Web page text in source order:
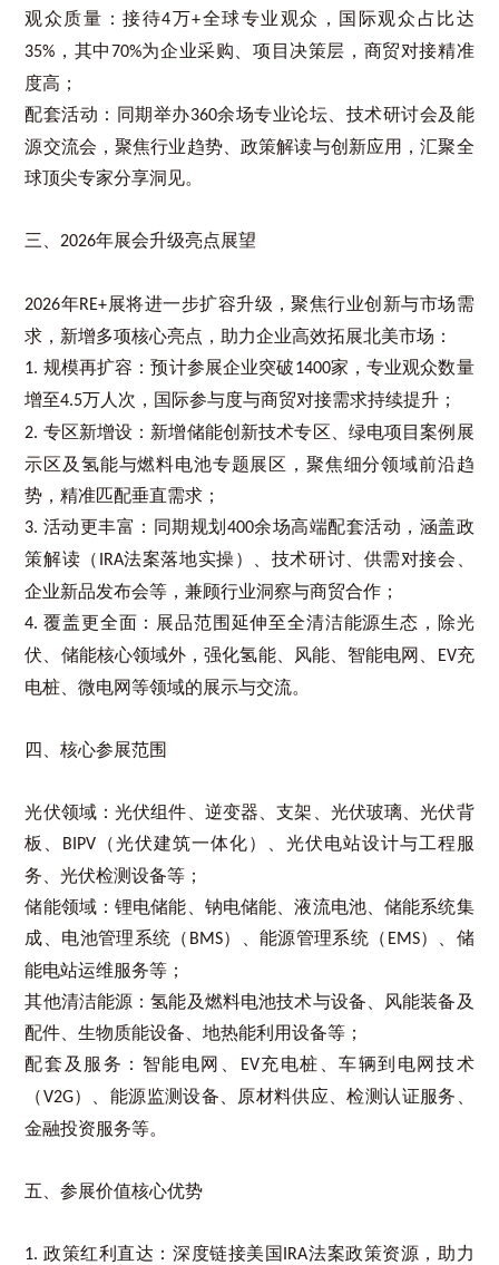
观众质量：接待4万+全球专业观众，国际观众占比达
35% ，其中 70%为企业采购、项目决策层，商贸对接精准
度高；
配套活动：同期举办360余场专业论坛、技术研讨会及能
源交流会，聚焦行业趋势、政策解读与创新应用，汇聚全
球顶尖专家分享洞见。
三、 2026年展会升级亮点展望
2026年RE+展将进一步扩容升级，聚焦行业创新与市场需
求，新增多项核心亮点，助力企业高效拓展北美市场：
1. 规模再扩容：预计参展企业突破1400家，专业观众数量
增至4.5万人次，国际参与度与商贸对接需求持续提升；
2. 专区新增设：新增储能创新技术专区、绿电项目案例展
示区及氢能与燃料电池专题展区，聚焦细分领域前沿趋
势，精准匹配垂直需求；
3. 活动更丰富：同期规划 400余场高端配套活动，涵盖政
策解读（ IRA法案落地实操）、技术研讨、供需对接会、
企业新品发布会等，兼顾行业洞察与商贸合作；
4.覆盖更全面：展品范围延伸至全清洁能源生态，除光
伏、储能核心领域外，强化氢能、风能、智能电网、
EV充
电桩、微电网等领域的展示与交流。
四、核心参展范围
光伏领域：光伏组件、逆变器、支架、光伏玻璃、光伏背
板、
BIPV （光伏建筑一体化）、光伏电站设计与工程服
务、光伏检测设备等；
储能领域：锂电储能、钠电储能、液流电池、储能系统集
成、电池管理系统（ BMS）、能源管理系统（ EMS）、储
能电站运维服务等；
其他清洁能源：氢能及燃料电池技术与设备、风能装备及
配件、生物质能设备、地热能利用设备等；
配套及服务：智能电网、
EV充电桩、车辆到电网技术
（V2G）、能源监测设备、原材料供应、检测认证服务、
金融投资服务等。
五、参展价值核心优势
1. 政策红利直达：深度链接美国 IRA法案政策资源，助力